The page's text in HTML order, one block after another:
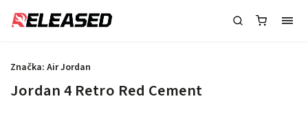
Jordan 4 Retro Red Cement
Značka: Air Jordan